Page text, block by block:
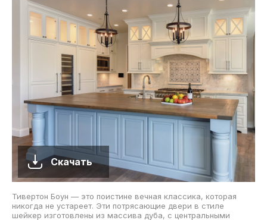
Скачать
Тивертон Боун — это поистине вечная классика, которая
никогда не устареет. Эти потрясающие двери в стиле
шейкер изготовлены из массива дуба, с центральными